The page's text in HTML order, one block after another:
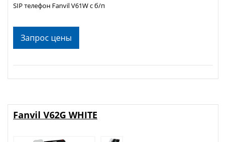
Запрос цены
SIP телефон Fanvil V61W c б/п
Fanvil V62G WHITE